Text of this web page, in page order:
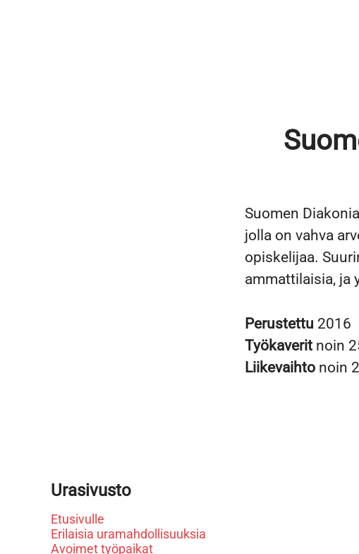
Suomen
jolla on vahva
opiskelijaa.
ammattilaisia, ja
Perustettu 2016
Työkaverit noin
Liikevaihto noin
Urasivusto
Etusivulle
Erilaisia uramahdollisuuksia
Avoimet työpaikat